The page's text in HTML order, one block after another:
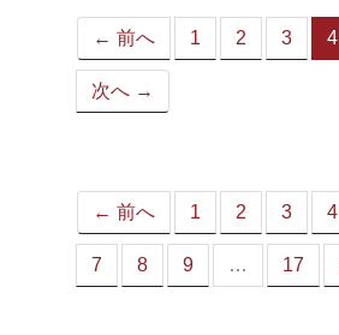
← 前へ 1 2 3 4
次へ →
← 前へ 1 2 3 4
7 8 9 … 17